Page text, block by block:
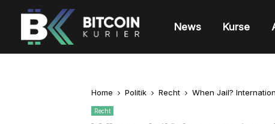
News Kurse
Home Politik Recht When Jail?
Recht